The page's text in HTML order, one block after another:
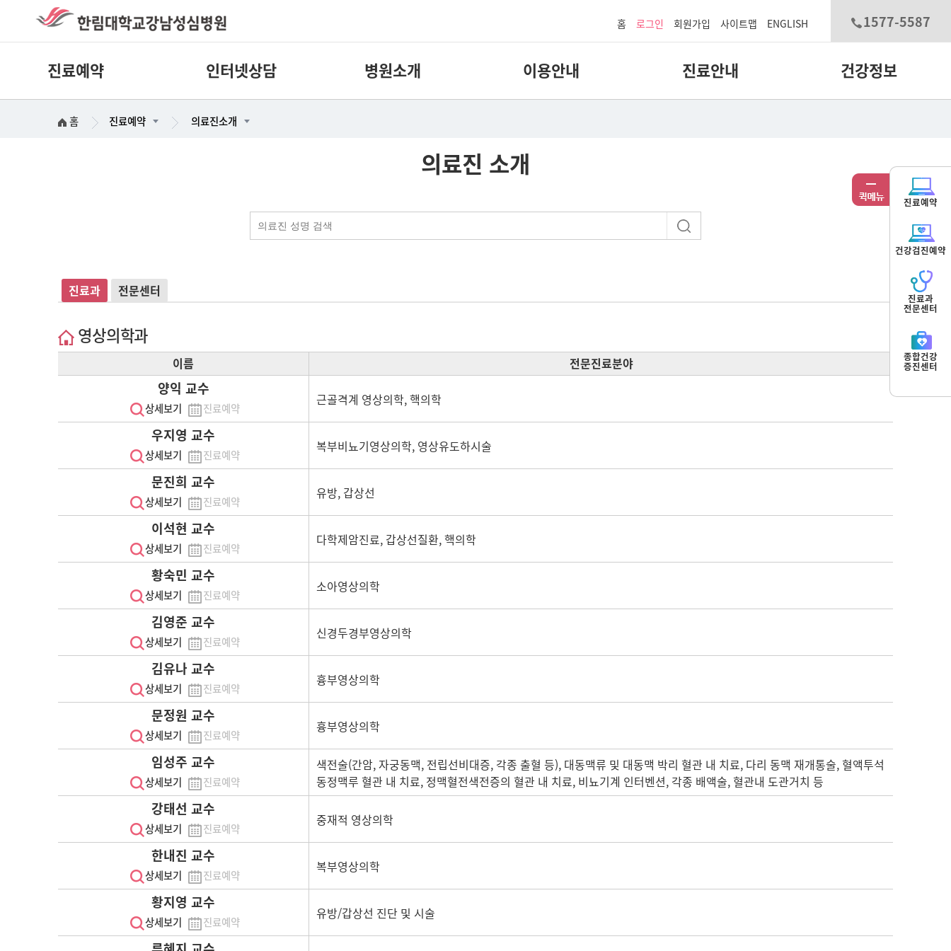
홈 로그인 회원가입 사이트맵 ENGLISH 1577-5587
진료예약 인터넷상담 병원소개 이용안내 진료안내 건강정보
홈 진료예약 의료진소개
의료진 소개
진료과 전문센터
영상의학과
이름 전문진료분야
양익 교수
상세보기 진료예약
근골격계 영상의학, 핵의학
우지영 교수
상세보기 진료예약
복부비뇨기영상의학, 영상유도하시술
문진희 교수
상세보기 진료예약
유방, 갑상선
이석현 교수
상세보기 진료예약
다학제암진료, 갑상선질환, 핵의학
황숙민 교수
상세보기 진료예약
소아영상의학
김영준 교수
상세보기 진료예약
신경두경부영상의학
김유나 교수
상세보기 진료예약
흉부영상의학
문정원 교수
상세보기 진료예약
흉부영상의학
임성주 교수
상세보기 진료예약
색전술(간암, 자궁동맥, 전립선비대증, 각종 출혈 등), 대동맥류 및 대동맥 박리 혈관 내 치료, 다리 동맥 재개통술, 혈액투석
동정맥루 혈관 내 치료, 정맥혈전색전증의 혈관 내 치료, 비뇨기계 인터벤션, 각종 배액술, 혈관내 도관거치 등
강태선 교수
상세보기 진료예약
중재적 영상의학
한내진 교수
상세보기 진료예약
복부영상의학
황지영 교수
상세보기 진료예약
유방/갑상선 진단 및 시술
진료예약
건강검진예약
진료과
전문센터
종합건강
증진센터